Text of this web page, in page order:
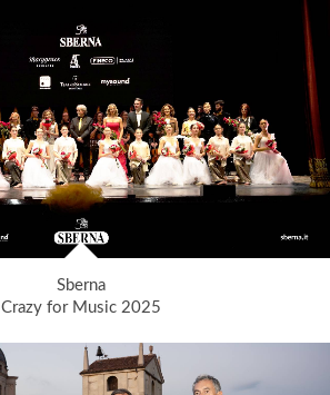
Sberna
Crazy for Music 2025